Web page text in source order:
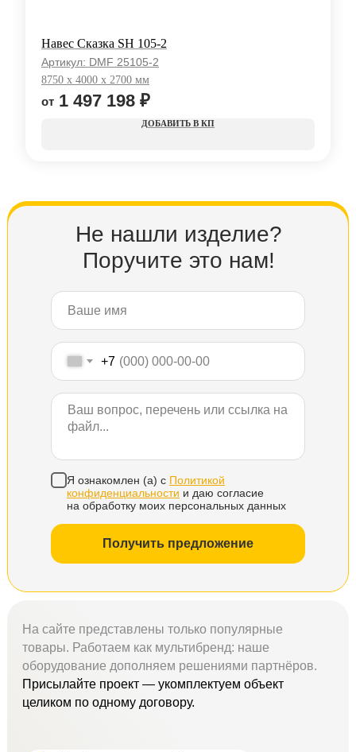
Навес Сказка SH 105-2
Артикул: DMF 25105-2
8750 x 4000 x 2700 мм
1 497 198 ₽
КП
Не нашли изделие?
Поручите это нам!
На сайте представлены только популярные
товары. Работаем как мультибренд: наше
оборудование дополняем решениями партнёров.
Присылайте проект — укомплектуем объект
целиком по одному договору.
+7
Я ознакомлен (а) с Политикой
конфиденциальности и даю согласие
на обработку моих персональных данных
Получить предложение